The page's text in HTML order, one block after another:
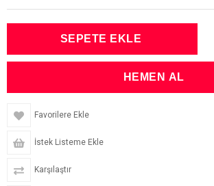
Favorilere Ekle
İstek Listeme Ekle
Karşılaştır